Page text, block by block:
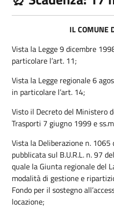
ILCOMUNE
Vista la Legge 9 dicembre
particolare l’art. 11;
Vista la Legge regionale 6
in particolare l’art. 14;
Visto il Decreto del Ministero
Trasporti 7 giugno 1999 e
Vista la Deliberazione n.
pubblicata sul B.U.R.L. n. 97
quale la Giunta regionale del
modalità di gestione e
Fondo per il sostegno
locazione;